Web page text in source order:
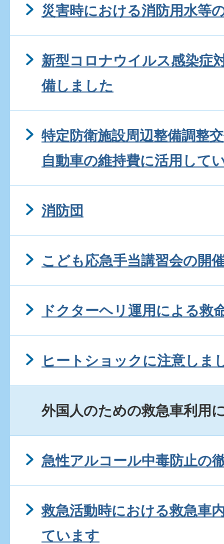
災害時における消防用水等
新型コロナウイルス感染症
備しました
特定防衛施設周辺整備調整
自動車の維持費に活用して
消防団
こども応急手当講習会の開
ドクターヘリ運用による救
ヒートショックに注意しま
外国人のための救急車利用
急性アルコール中毒防止の
救急活動時における救急車
ています